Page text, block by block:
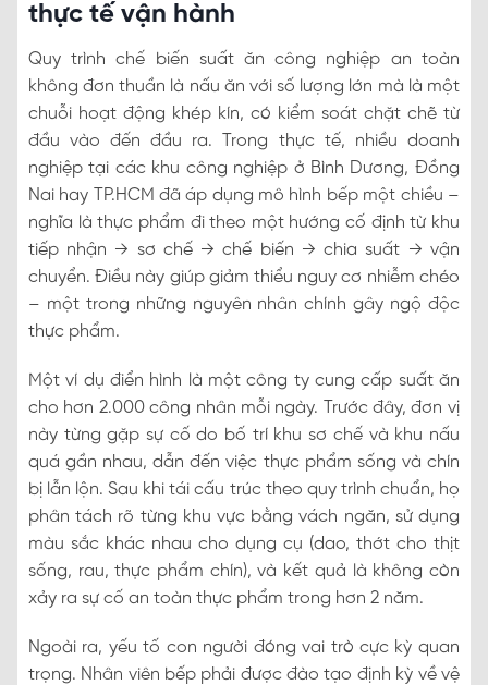
thực tế vận hành
Quy trình chế biến suất ăn công nghiệp an toàn
không đơn thuần là nấu ăn với số lượng lớn mà là một
chuỗi hoạt động khép kín, có kiểm soát chặt chẽ từ
đầu vào đến đầu ra. Trong thực tế, nhiều doanh
nghiệp tại các khu công nghiệp ở Bình Dương, Đồng
Nai hay TP.HCM đã áp dụng mô hình bếp một chiều –
nghĩa là thực phẩm đi theo một hướng cố định từ khu
tiếp nhận → sơ chế → chế biến → chia suất → vận
chuyển. Điều này giúp giảm thiểu nguy cơ nhiễm chéo
– một trong những nguyên nhân chính gây ngộ độc
thực phẩm.
Một ví dụ điển hình là một công ty cung cấp suất ăn
cho hơn 2.000 công nhân mỗi ngày. Trước đây, đơn vị
này từng gặp sự cố do bố trí khu sơ chế và khu nấu
quá gần nhau, dẫn đến việc thực phẩm sống và chín
bị lẫn lộn. Sau khi tái cấu trúc theo quy trình chuẩn, họ
phân tách rõ từng khu vực bằng vách ngăn, sử dụng
màu sắc khác nhau cho dụng cụ (dao, thớt cho thịt
sống, rau, thực phẩm chín), và kết quả là không còn
xảy ra sự cố an toàn thực phẩm trong hơn 2 năm.
Ngoài ra, yếu tố con người đóng vai trò cực kỳ quan
trọng. Nhân viên bếp phải được đào tạo định kỳ về vệ